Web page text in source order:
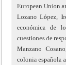
European Union
Lozano López,
económica de
cuestiones de
Manzano
colonia española